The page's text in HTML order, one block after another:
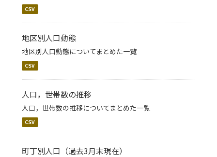
CSV
地区別人口動態
地区別人口動態についてまとめた一覧
CSV
人口，世帯数の推移
人口，世帯数の推移についてまとめた一覧
CSV
町丁別人口（過去3月末現在）